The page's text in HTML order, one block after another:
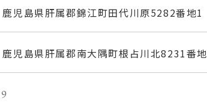
鹿児島県肝属郡錦江町田代川原5282番地1
鹿児島県肝属郡南大隅町根占川北8231番地